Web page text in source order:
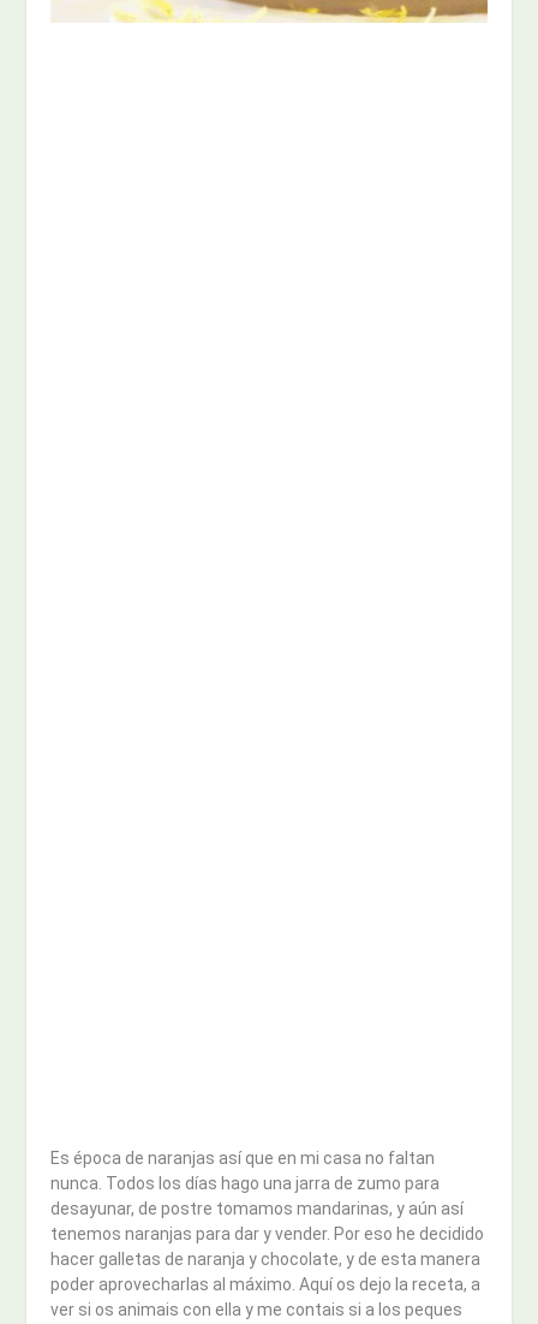
Es época de naranjas así que en mi casa no faltan
nunca. Todos los días hago una jarra de zumo para
desayunar, de postre tomamos mandarinas, y aún así
tenemos naranjas para dar y vender. Por eso he decidido
hacer galletas de naranja y chocolate, y de esta manera
poder aprovecharlas al máximo. Aquí os dejo la receta, a
ver si os animais con ella y me contais si a los peques